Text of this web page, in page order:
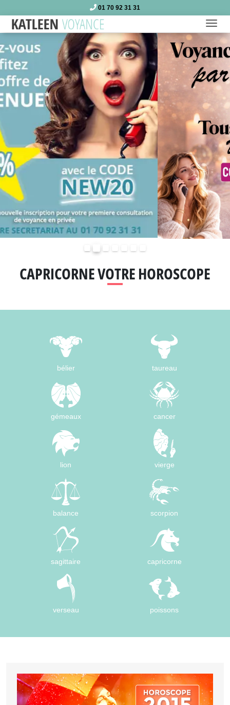
01 70 92 31 31
CAPRICORNE VOTRE HOROSCOPE
bélier taureau
gémeaux cancer
lion vierge
balance scorpion
sagittaire capricorne
verseau poissons